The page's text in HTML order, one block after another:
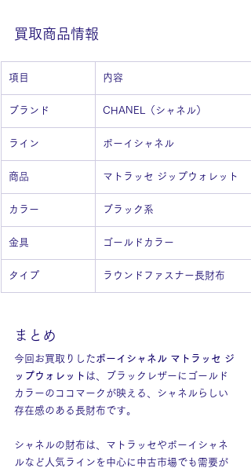
買取商品情報
項目 内容
ブランド CHANEL（シャネル）
ライン ボーイシャネル
商品 マトラッセ ジップウォレット
カラー ブラック系
金具 ゴールドカラー
タイプ ラウンドファスナー長財布
まとめ
今回お買取りしたボーイシャネル マトラッセ ジ
ップウォレット は、ブラックレザーにゴールド
カラーのココマークが映える、シャネルらしい
存在感のある長財布です。
シャネルの財布は、マトラッセやボーイシャネ
ルなど人気ラインを中心に中古市場でも需要が